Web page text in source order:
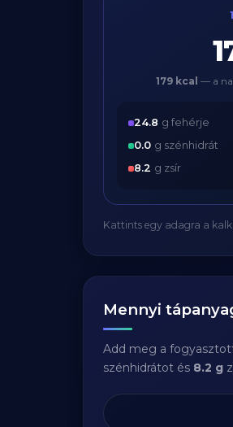
179 kcal — a
24.8 g fehérje
0.0 g szénhidrát
8.2 g zsír
Kattints egy adagra a
Mennyi
Add meg a
szénhidrátot és 8.2 g